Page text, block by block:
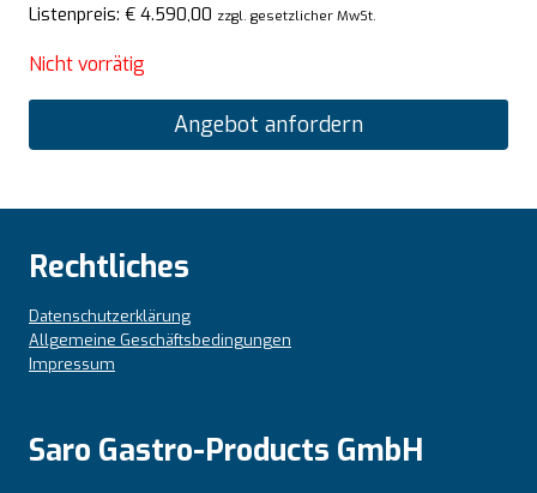
Listenpreis: € 4.590,00 zzgl. gesetzlicher MwSt.
Nicht vorrätig
Angebot anfordern
Rechtliches
Datenschutzerklärung
Allgemeine Geschäftsbedingungen
Impressum
Saro Gastro-Products GmbH